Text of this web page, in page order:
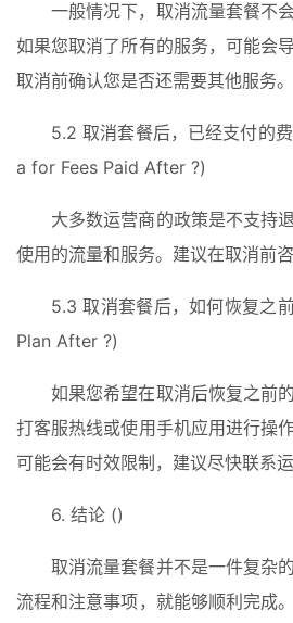
一般情况下，取消流量套餐不
如果您取消了所有的服务，可能会
取消前确认您是否还需要其他服务。
5.2 取消套餐后，已经支付的
a for Fees Paid After ?)
大多数运营商的政策是不支持
使用的流量和服务。建议在取消前咨
5.3 取消套餐后，如何恢复之
Plan After ?)
如果您希望在取消后恢复之前
打客服热线或使用手机应用进行操
可能会有时效限制，建议尽快联系运
6. 结论 ()
取消流量套餐并不是一件复杂
流程和注意事项，就能够顺利完成